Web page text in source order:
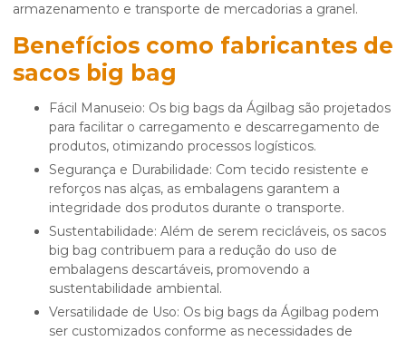
armazenamento e transporte de mercadorias a granel.
Benefícios como fabricantes de
sacos big bag
Fácil Manuseio: Os big bags da Ágilbag são projetados
para facilitar o carregamento e descarregamento de
produtos, otimizando processos logísticos.
Segurança e Durabilidade: Com tecido resistente e
reforços nas alças, as embalagens garantem a
integridade dos produtos durante o transporte.
Sustentabilidade: Além de serem recicláveis, os sacos
big bag contribuem para a redução do uso de
embalagens descartáveis, promovendo a
sustentabilidade ambiental.
Versatilidade de Uso: Os big bags da Ágilbag podem
ser customizados conforme as necessidades de